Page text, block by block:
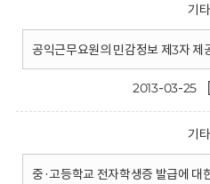
기타
공익근무요원의 민감정보 제3자 제
2013-03-25
기타
중·고등학교 전자학생증 발급에 대